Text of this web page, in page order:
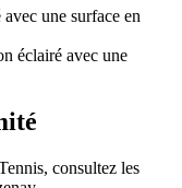
une surface en
éclairé avec une
, consultez les